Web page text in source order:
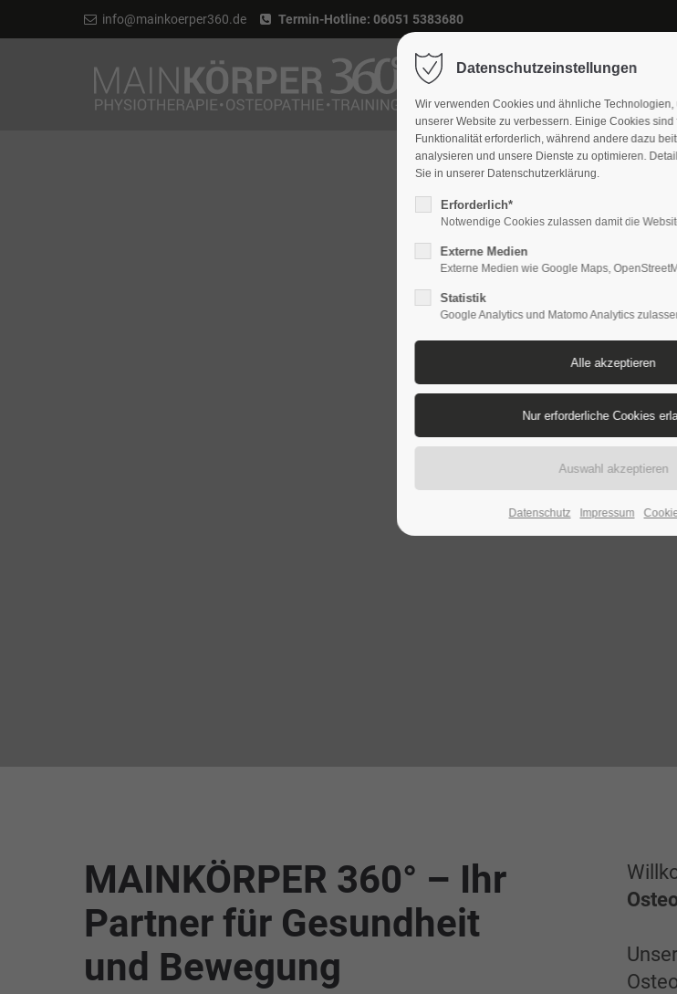
info@mainkoerper360.de Termin-Hotline: 06051 5383680
MAINKÖRPER 360° – Ihr
Partner für Gesundheit
und Bewegung
Datenschutzeinstellungen
Wir verwenden Cookies und ähnliche Technologien,
unserer Website zu verbessern. Einige Cookies
Funktionalität erforderlich, während andere dazu
analysieren und unsere Dienste zu optimieren.
Sie in unserer Datenschutzerklärung.
Erforderlich*
Notwendige Cookies zulassen damit die
Externe Medien
Externe Medien wie Google Maps,
Statistik
Google Analytics und Matomo Analytics
Datenschutz Impressum